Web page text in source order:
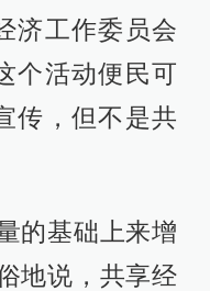
济工作委员会
个活动便民可
传，但不是共
的基础上来增
地说，共享经